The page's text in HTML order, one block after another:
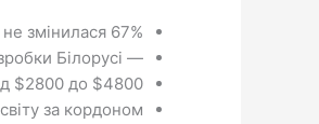
67% роботодавців кажуть, що їхня пропозиція щодо заробітної плати для кандидатів із початку повномасштабного вторгнення не змінилася.
— Добігає кінця третій квартал 2019 року, і ми вирішили подивитися, як зараз співвідносяться зарплати у сфері розробки Білорусі,…
$2800 до $4800.
за кордоном.